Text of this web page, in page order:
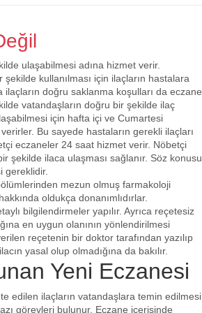
ulaşabilmesi adına hizmet verir.
kullanılması için ilaçların hastalara
ilaçların doğru saklanma koşulları da eczane
vatandaşların doğru bir şekilde ilaç
için hafta içi ve Cumartesi
Bu sayede hastaların gerekli ilaçları
eczaneler 24 saat hizmet verir. Nöbetçi
şekilde ilaca ulaşması sağlanır. Söz konusu
gereklidir.
mezun olmuş farmakoloji
oldukça donanımlıdırlar.
bilgilendirmeler yapılır. Ayrıca reçetesiz
en uygun olanının yönlendirilmesi
reçetenin bir doktor tarafından yazılıp
yasal olup olmadığına da bakılır.
Yeni Eczanesi
edilen ilaçların vatandaşlara temin edilmesi
görevleri bulunur. Eczane içerisinde